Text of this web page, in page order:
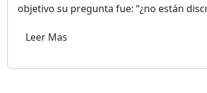
objetivo su pregunta fue: “¿no están
Leer Mas